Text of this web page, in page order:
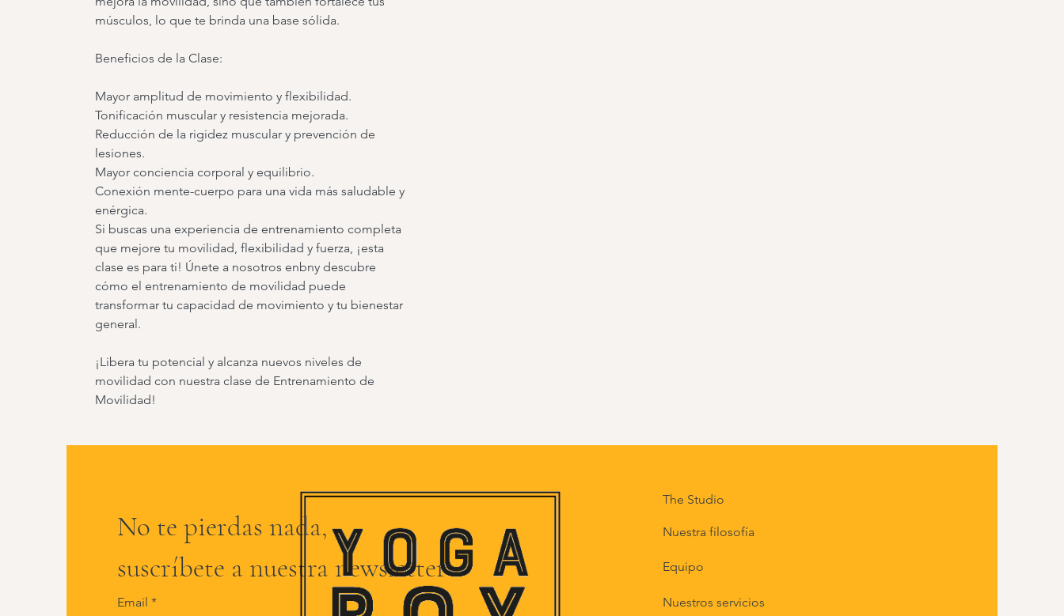
músculos, lo que te brinda una base sólida.
Beneficios de la Clase:
Mayor amplitud de movimiento y flexibilidad.
Tonificación muscular y resistencia mejorada.
Reducción de la rigidez muscular y prevención de
lesiones.
Mayor conciencia corporal y equilibrio.
Conexión mente-cuerpo para una vida más saludable y
enérgica.
Si buscas una experiencia de entrenamiento completa
que mejore tu movilidad, flexibilidad y fuerza, ¡esta
clase es para ti! Únete a nosotros enbny descubre
cómo el entrenamiento de movilidad puede
transformar tu capacidad de movimiento y tu bienestar
general.
¡Libera tu potencial y alcanza nuevos niveles de
movilidad con nuestra clase de Entrenamiento de
Movilidad!
No te pierdas nada,
suscríbete a nuestra newsletter
Email
The Studio
Nuestra filosofía
Equipo
Nuestros servicios